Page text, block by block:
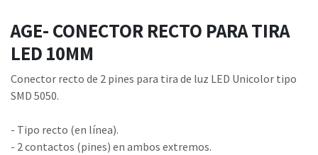
AGE- CONECTOR RECTO PARA TIRA
LED 10MM
Conector recto de 2 pines para tira de luz LED Unicolor tipo
SMD 5050.
- Tipo recto (en línea).
- 2 contactos (pines) en ambos extremos.